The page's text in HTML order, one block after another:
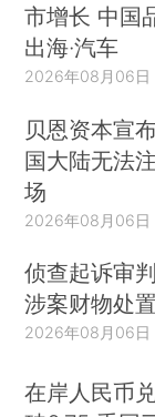
市增长 中国
出海·汽车
2026年08月06日
贝恩资本宣
国大陆无法
场
2026年08月06日
侦查起诉审
涉案财物处
2026年08月06日
在岸人民币